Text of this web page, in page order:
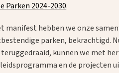
2024-2030.
manifest hebben we onze
parken, bekrachtigd.
kunnen we met
en de projecten